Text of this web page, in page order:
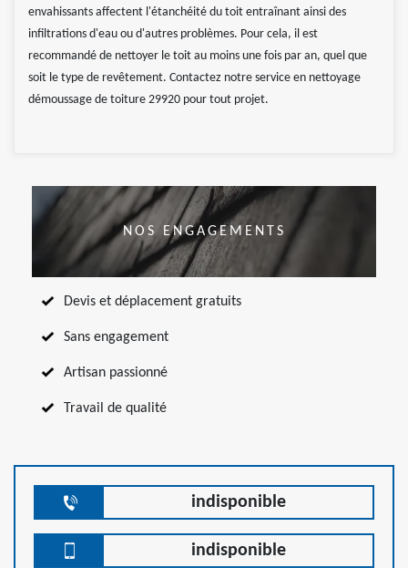
envahissants affectent l'étanchéité du toit entraînant ainsi des
infiltrations d'eau ou d'autres problèmes. Pour cela, il est
recommandé de nettoyer le toit au moins une fois par an, quel que
soit le type de revêtement. Contactez notre service en nettoyage
démoussage de toiture 29920 pour tout projet.
NOS ENGAGEMENTS
Devis et déplacement gratuits
Sans engagement
Artisan passionné
Travail de qualité
indisponible
indisponible